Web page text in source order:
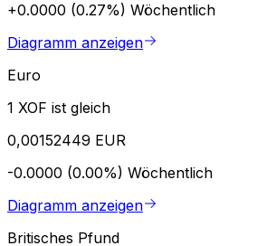
+0.0000 (0.27%) Wöchentlich
Diagramm anzeigen
Euro
1 XOF ist gleich
0,00152449 EUR
-0.0000 (0.00%) Wöchentlich
Diagramm anzeigen
Britisches Pfund